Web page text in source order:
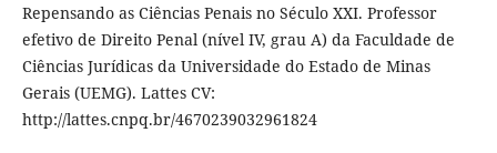
Repensando as Ciências Penais no Século XXI. Professor
efetivo de Direito Penal (nível IV, grau A) da Faculdade de
Ciências Jurídicas da Universidade do Estado de Minas
Gerais (UEMG). Lattes CV:
http://lattes.cnpq.br/4670239032961824